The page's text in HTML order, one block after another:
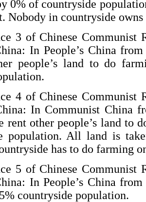
0% of countryside
Nobody in countryside owns
of Chinese Communist
In People’s China from
people’s land to do
of Chinese Communist
In Communist China
rent other people’s land to
population. All land is
has to do farming
of Chinese Communist
In People’s China
countryside population.